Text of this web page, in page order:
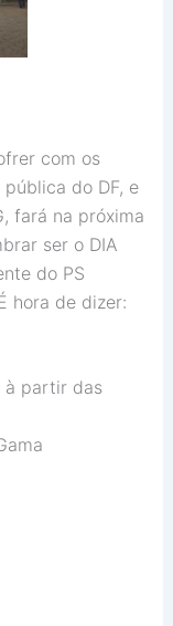
com os
do DF, e
fará na próxima
ser o DIA
do PS
hora de dizer:
à partir das